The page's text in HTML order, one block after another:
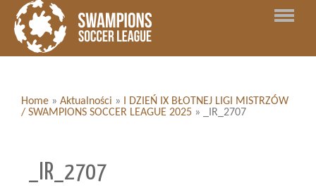
Home » Aktualności »
I DZIEŃ IX BŁOTNEJ LIGI MISTRZÓW
/ SWAMPIONS SOCCER LEAGUE 2025 » _IR_2707
_IR_2707